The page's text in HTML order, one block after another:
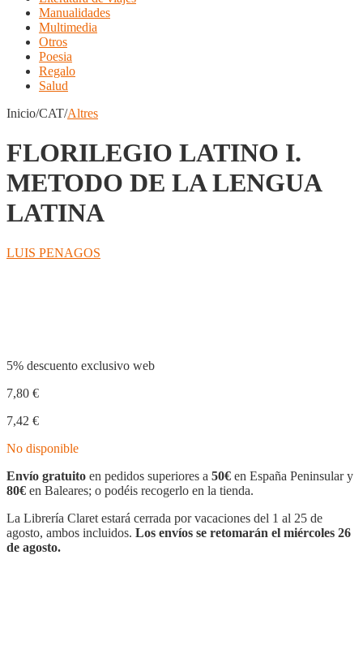
Manualidades
Multimedia
Otros
Poesia
Regalo
Salud
Inicio/CAT/Altres
FLORILEGIO LATINO I.
METODO DE LA LENGUA
LATINA
LUIS PENAGOS
5% descuento exclusivo web
7,80 €
7,42 €
No disponible
Envío gratuito en pedidos superiores a 50€ en España Peninsular y
80€ en Baleares; o podéis recogerlo en la tienda.
La Librería Claret estará cerrada por vacaciones del 1 al 25 de
agosto, ambos incluidos. Los envíos se retomarán el miércoles 26
de agosto.